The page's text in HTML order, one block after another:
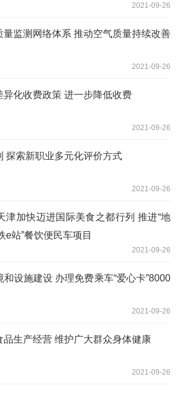
2021-09-26
监测网络体系 推动空气质量持续改善
2021-09-26
化收费政策 进一步降低收费
2021-09-26
探索新职业多元化评价方式
2021-09-26
津加快迈进国际美食之都行列 推进“地
e站”餐饮便民车项目
2021-09-26
设施建设 办理免费乘车“爱心卡”8000
2021-09-26
品生产经营 维护广大群众身体健康
2021-09-26